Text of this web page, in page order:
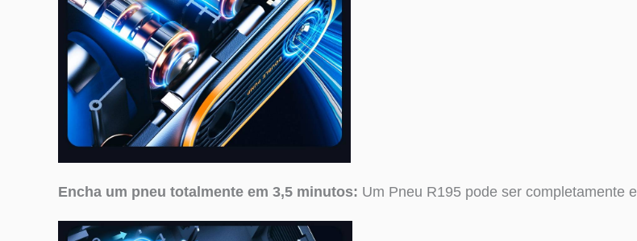
Encha um pneu totalmente em 3,5 minutos: Um Pneu R195 pode ser completamente